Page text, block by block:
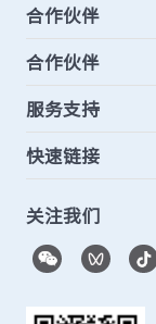
合作伙伴
合作伙伴
服务支持
快速链接
关注我们